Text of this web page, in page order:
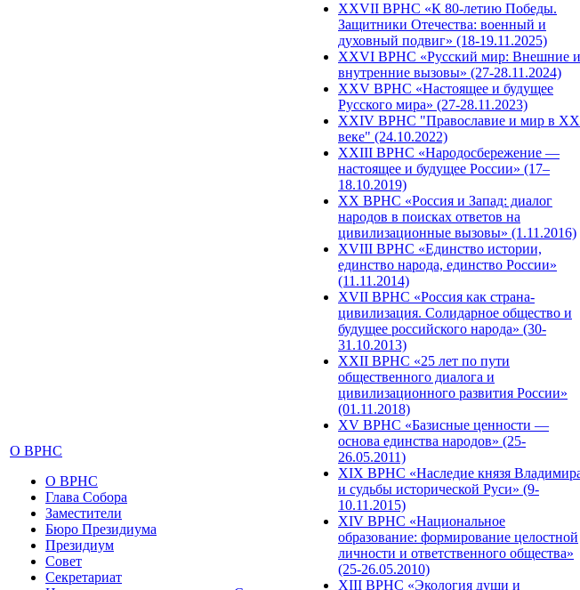
О ВРНС
О ВРНС
Глава Собора
Заместители
Бюро Президиума
Президиум
Совет
Секретариат
ХХVII ВРНС «К 80-летию Победы.
Защитники Отечества: военный и
духовный подвиг» (18-19.11.2025)
XXVI ВРНС «Русский мир: Внешние и
внутренние вызовы» (27-28.11.2024)
XXV ВРНС «Настоящее и будущее
Русского мира» (27-28.11.2023)
XXIV ВРНС "Православие и мир в
веке" (24.10.2022)
XXIII ВРНС «Народосбережение —
настоящее и будущее России» (17–
18.10.2019)
XX ВРНС «Россия и Запад: диалог
народов в поисках ответов на
цивилизационные вызовы» (1.11.2016)
XVIII ВРНС «Единство истории,
единство народа, единство России»
(11.11.2014)
XVII ВРНС «Россия как страна-
цивилизация. Солидарное общество и
будущее российского народа» (30-
31.10.2013)
XXII ВРНС «25 лет по пути
общественного диалога и
цивилизационного развития России»
(01.11.2018)
XV ВРНС «Базисные ценности —
основа единства народов» (25-
26.05.2011)
XIX ВРНС «Наследие князя
и судьбы исторической Руси» (9-
10.11.2015)
XIV ВРНС «Национальное
образование: формирование целостной
личности и ответственного общества»
(25-26.05.2010)
XIII ВРНС «Экология души и